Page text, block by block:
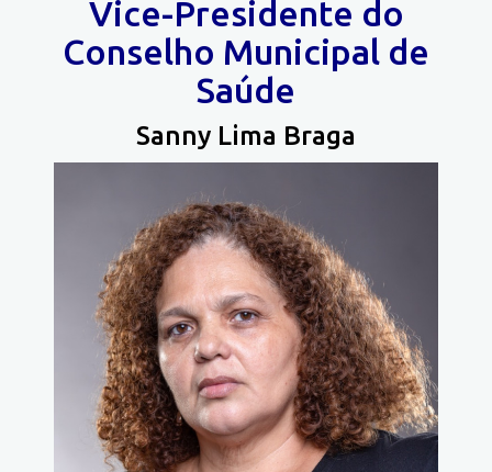
Vice-Presidente do
Conselho Municipal de
Saúde
Sanny Lima Braga